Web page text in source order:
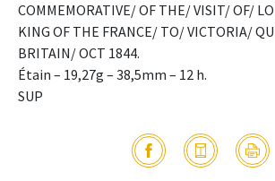
COMMEMORATIVE/ OF THE/ VISIT/ OF/
KING OF THE FRANCE/ TO/ VICTORIA/
BRITAIN/ OCT 1844.
Étain – 19,27g – 38,5mm – 12 h.
SUP